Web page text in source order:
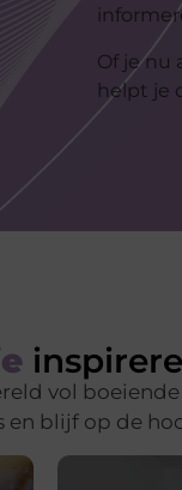
Of je nu
helpt je
vol
en blijf op de